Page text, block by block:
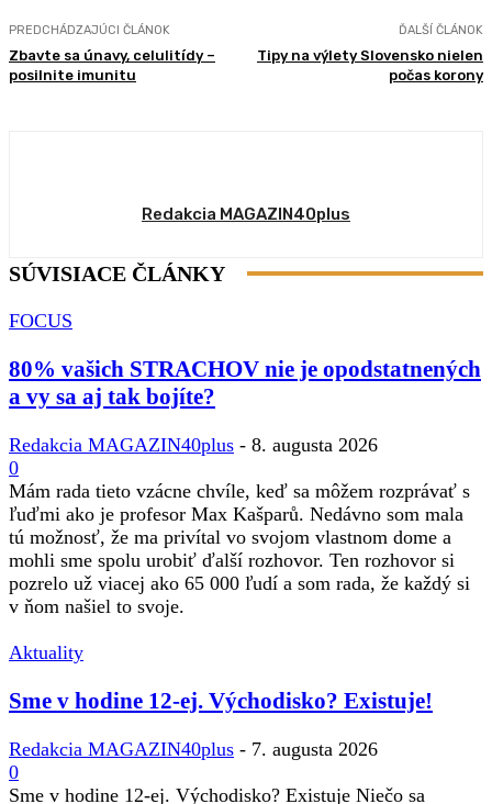
PREDCHÁDZAJÚCI ČLÁNOK
Zbavte sa únavy, celulitídy –
posilnite imunitu
ĎALŠÍ ČLÁNOK
Tipy na výlety Slovensko nielen
počas korony
Redakcia MAGAZIN40plus
SÚVISIACE ČLÁNKY
FOCUS
80% vašich STRACHOV nie je opodstatnených
a vy sa aj tak bojíte?
Redakcia MAGAZIN40plus - 8. augusta 2026
0
Mám rada tieto vzácne chvíle, keď sa môžem rozprávať s
ľuďmi ako je profesor Max Kašparů. Nedávno som mala
tú možnosť, že ma privítal vo svojom vlastnom dome a
mohli sme spolu urobiť ďalší rozhovor. Ten rozhovor si
pozrelo už viacej ako 65 000 ľudí a som rada, že každý si
v ňom našiel to svoje.
Aktuality
Sme v hodine 12-ej. Východisko? Existuje!
Redakcia MAGAZIN40plus - 7. augusta 2026
0
Sme v hodine 12-ej. Východisko? Existuje Niečo sa